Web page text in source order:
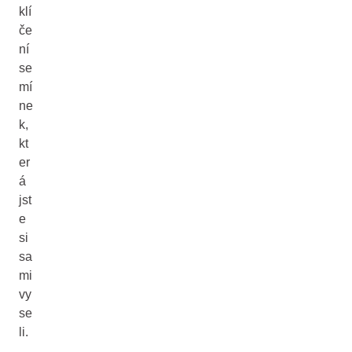
klí
če
ní
se
mí
ne
k,
kt
er
á
jst
e
si
sa
mi
vy
se
li.